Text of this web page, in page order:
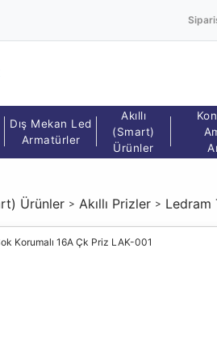
Dış Mekan Led
Armatürler
Akıllı
(Smart)
Ürünler
Ürünler Akıllı Prizler Ledram